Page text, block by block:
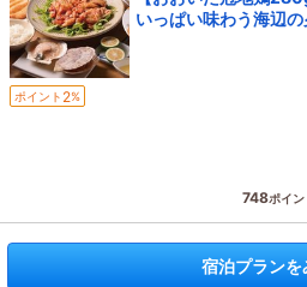
いっぱい味わう海辺の
ポイント 2%
748ポイ
宿泊プランを